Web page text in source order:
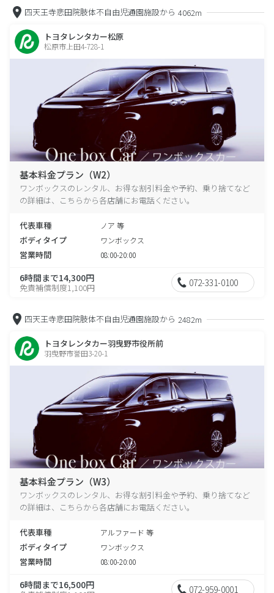
四天王寺悲田院肢体不自由児通園施設から 4062m
トヨタレンタカー松原
松原市上田4-728-1
基本料金プラン（W2）
ワンボックスのレンタル、お得な割引料金や予約、乗り捨てなど
の詳細は、こちらから各店舗にお電話ください。
代表車種 ノア 等
ボディタイプ ワンボックス
営業時間 08:00-20:00
6時間まで14,300円
免責補償制度1,100円 072-331-0100
四天王寺悲田院肢体不自由児通園施設から 2482m
トヨタレンタカー羽曳野市役所前
羽曳野市誉田3-20-1
基本料金プラン（W3）
ワンボックスのレンタル、お得な割引料金や予約、乗り捨てなど
の詳細は、こちらから各店舗にお電話ください。
代表車種 アルファード 等
ボディタイプ ワンボックス
営業時間 08:00-20:00
6時間まで16,500円 072-959-0001